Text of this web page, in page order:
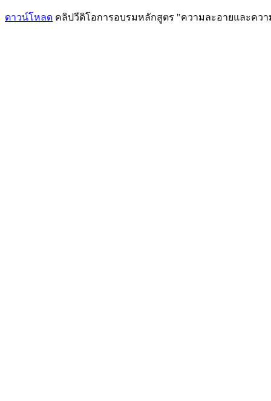
ดาวน์โหลด คลิปวีดิโอการอบรมหลักสูตร "ความละอายและคว